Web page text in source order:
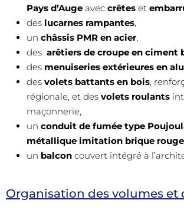
Pays d’Auge avec crêtes et
des lucarnes rampantes,
un châssis PMR en acier,
des arêtiers de croupe en ciment
des menuiseries extérieures en
des volets battants en bois,
régionale, et des volets roulants
maçonnerie,
un conduit de fumée type
métallique imitation brique rouge
un balcon couvert intégré à
Organisation des volumes et